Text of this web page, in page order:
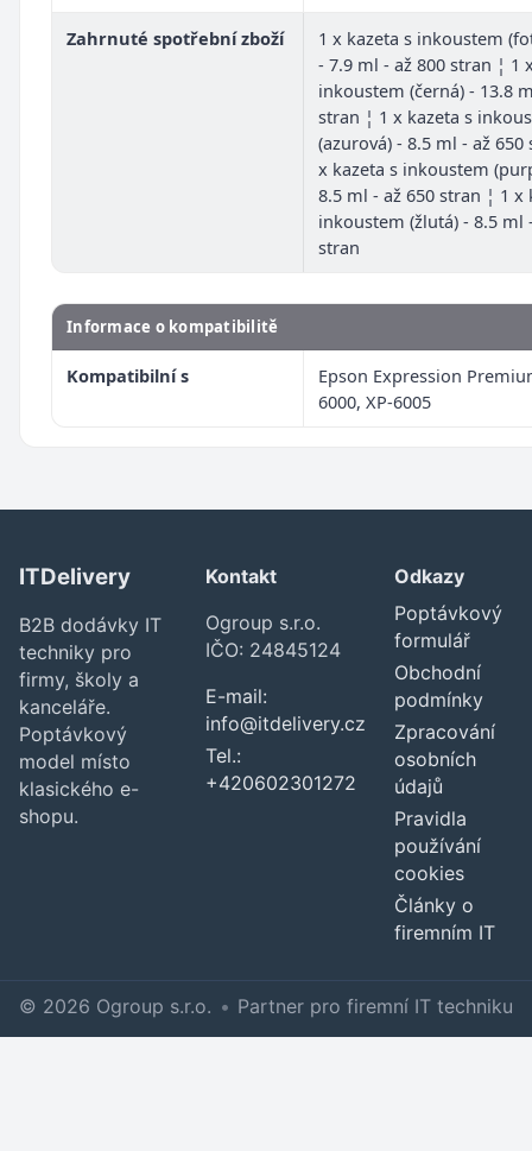
Zahrnuté spotřební zboží
1 x kazeta s inkoustem
- 7.9 ml - až 800 stran ¦ 1
inkoustem (černá) - 13.8
stran ¦ 1 x kazeta s
(azurová) - 8.5 ml - až 650
x kazeta s inkoustem
8.5 ml - až 650 stran ¦ 1 x
inkoustem (žlutá) - 8.5 ml
stran
Informace o kompatibilitě
Kompatibilní s
Epson Expression
6000, XP-6005
ITDelivery
B2B dodávky IT
techniky pro
firmy, školy a
kanceláře.
Poptávkový
model místo
klasického e-
shopu.
Kontakt
Ogroup s.r.o.
IČO: 24845124
E-mail:
info@itdelivery.cz
Tel.:
+420602301272
Odkazy
Poptávkový
formulář
Obchodní
podmínky
Zpracování
osobních
údajů
Pravidla
používání
cookies
Články o
firemním IT
© 2026 Ogroup s.r.o. • Partner pro firemní IT techniku